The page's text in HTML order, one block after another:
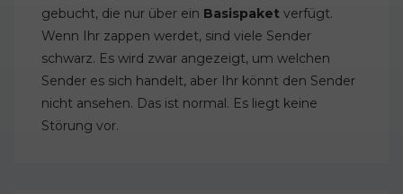
gebucht, die nur über ein Basispaket verfügt.
Wenn Ihr zappen werdet, sind viele Sender
schwarz. Es wird zwar angezeigt, um welchen
Sender es sich handelt, aber Ihr könnt den Sender
nicht ansehen. Das ist normal. Es liegt keine
Störung vor.